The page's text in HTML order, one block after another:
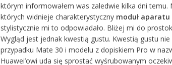
którym informowałem was zaledwie kilka dni temu.
których widnieje charakterystyczny moduł
stylistycznie mi to odpowiadało. Bliżej mi do
Wygląd jest jednak kwestią gustu. Kwestią gustu
przypadku Mate 30 i modelu z dopiskiem Pro w
Huawei’owi uda się sprostać wyśrubowanym